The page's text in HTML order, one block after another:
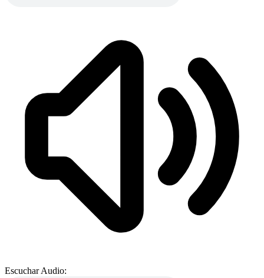
Escuchar Audio: